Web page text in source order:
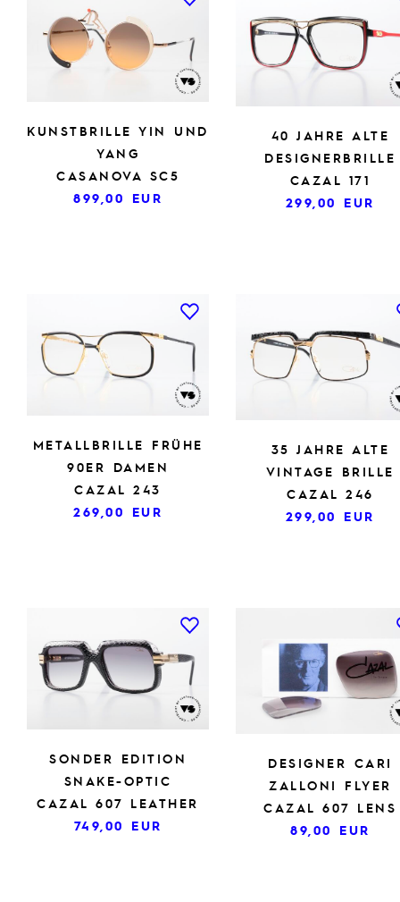
KUNSTBRILLE YIN UND
YANG
CASANOVA SC5
899,00 EUR
40 JAHRE ALTE
DESIGNERBRILLE
CAZAL 171
299,00 EUR
METALLBRILLE FRÜHE
90ER DAMEN
CAZAL 243
269,00 EUR
35 JAHRE ALTE
VINTAGE BRILLE
CAZAL 246
299,00 EUR
SONDER EDITION
SNAKE-OPTIC
CAZAL 607 LEATHER
749,00 EUR
DESIGNER CARI
ZALLONI FLYER
CAZAL 607 LENS
89,00 EUR